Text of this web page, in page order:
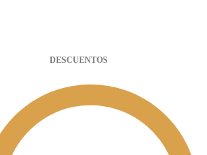
DESCUENTOS